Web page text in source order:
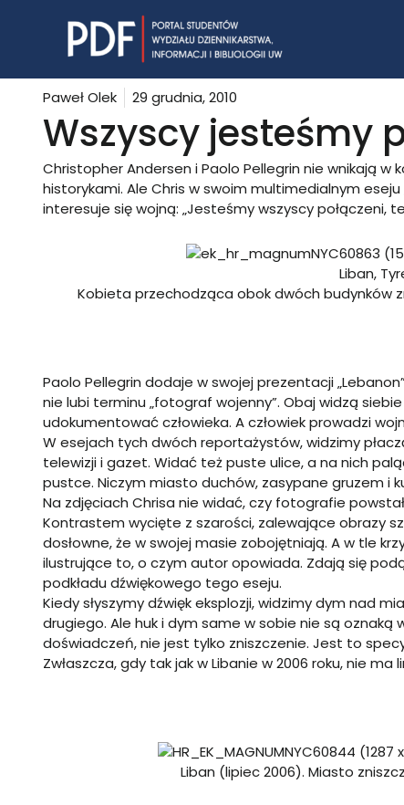
Paweł Olek 29 grudnia, 2010
Wszyscy jesteśmy
Christopher Andersen i Paolo Pellegrin nie wnikają
historykami. Ale Chris w swoim multimedialnym
interesuje się wojną: „Jesteśmy wszyscy połączeni,
Liban,
Kobieta przechodząca obok dwóch budynków
Paolo Pellegrin dodaje w swojej prezentacji
nie lubi terminu „fotograf wojenny”. Obaj widzą
udokumentować człowieka. A człowiek prowadzi
W esejach tych dwóch reportażystów, widzimy
telewizji i gazet. Widać też puste ulice, a na nich
pustce. Niczym miasto duchów, zasypane gruzem i
Na zdjęciach Chrisa nie widać, czy fotografie
Kontrastem wycięte z szarości, zalewające obrazy
dosłowne, że w swojej masie zobojętniają. A w tle
ilustrujące to, o czym autor opowiada. Zdają się
podkładu dźwiękowego tego eseju.
Kiedy słyszymy dźwięk eksplozji, widzimy dym nad
drugiego. Ale huk i dym same w sobie nie są oznaką
doświadczeń, nie jest tylko zniszczenie. Jest to
Zwłaszcza, gdy tak jak w Libanie w 2006 roku, nie ma
Liban (lipiec 2006). Miasto